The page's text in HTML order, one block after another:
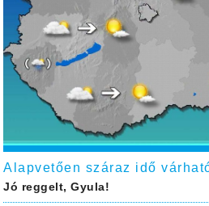
Alapvetően száraz idő
Jó reggelt, Gyula!